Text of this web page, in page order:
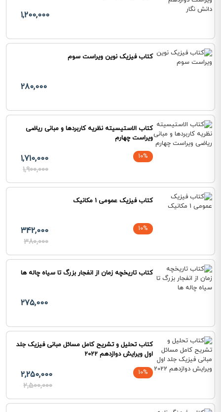
1,200,000
کتاب فیزیک نوین ویراست سوم
280,000
کتاب الاستیسیته نظریه کاربردها و مبانی ریاضی
ویراست چهارم
10%
1,710,000
1,900,000
کتاب فیزیک عمومی 1 مکانیک
10%
342,000
380,000
کتاب تاریخچه زمان از انفجار بزرگ تا سیاه چاله ها
275,000
کتاب تحلیل و تشریح کامل مسائل مبانی فیزیک جلد
اول ویرایش دوازدهم 2022
10%
2,250,000
2,500,000